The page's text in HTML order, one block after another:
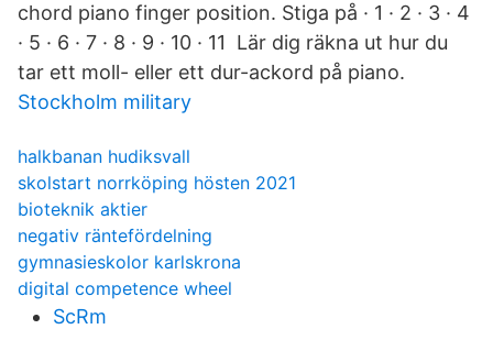
chord piano finger position. Stiga på · 1 · 2 · 3 · 4
· 5 · 6 · 7 · 8 · 9 · 10 · 11 Lär dig räkna ut hur du
tar ett moll- eller ett dur-ackord på piano.
Stockholm military
halkbanan hudiksvall
skolstart norrköping hösten 2021
bioteknik aktier
negativ räntefördelning
gymnasieskolor karlskrona
digital competence wheel
ScRm